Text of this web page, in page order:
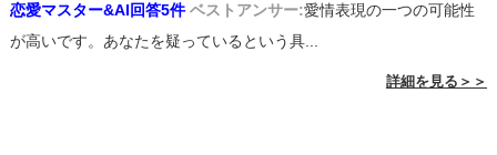
恋愛マスター&AI回答5件 ベストアンサー:愛情表現の一つの可能性
が高いです。あなたを疑っているという具...
詳細を見る＞＞